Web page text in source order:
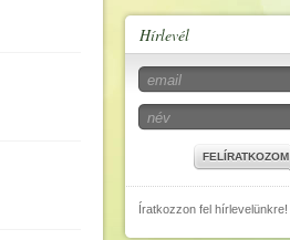
Hírlevél
FELÍRATKOZOM
Íratkozzon fel hírlevelünkre!